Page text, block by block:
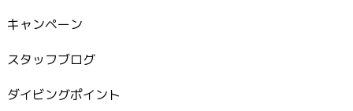
キャンペーン
スタッフブログ
ダイビングポイント